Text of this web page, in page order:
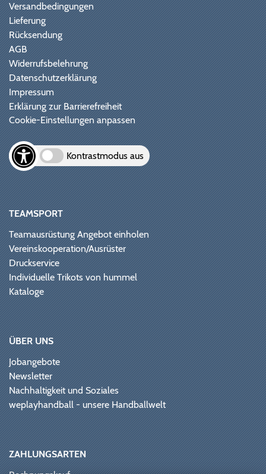
Versandbedingungen
Lieferung
Rücksendung
AGB
Widerrufsbelehrung
Datenschutzerklärung
Impressum
Erklärung zur Barrierefreiheit
Cookie-Einstellungen anpassen
Kontrastmodus aus
TEAMSPORT
Teamausrüstung Angebot einholen
Vereinskooperation/Ausrüster
Druckservice
Individuelle Trikots von hummel
Kataloge
ÜBER UNS
Jobangebote
Newsletter
Nachhaltigkeit und Soziales
weplayhandball - unsere Handballwelt
ZAHLUNGSARTEN